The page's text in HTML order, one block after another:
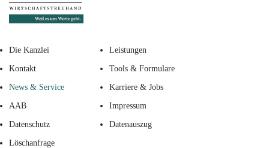
Die Kanzlei Leistungen
Kontakt Tools & Formulare
News & Service Karriere & Jobs
AAB Impressum
Datenschutz Datenauszug
Löschanfrage